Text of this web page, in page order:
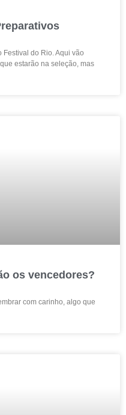
Festival do Rio. Aqui vão
estarão na seleção, mas
os vencedores?
com carinho, algo que